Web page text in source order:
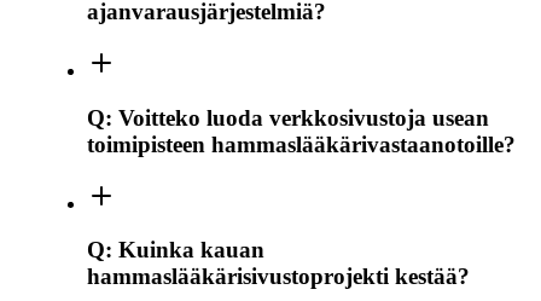
ajanvarausjärjestelmiä?
Q: Voitteko luoda verkkosivustoja usean
toimipisteen hammaslääkärivastaanotoille?
Q: Kuinka kauan
hammaslääkärisivustoprojekti kestää?